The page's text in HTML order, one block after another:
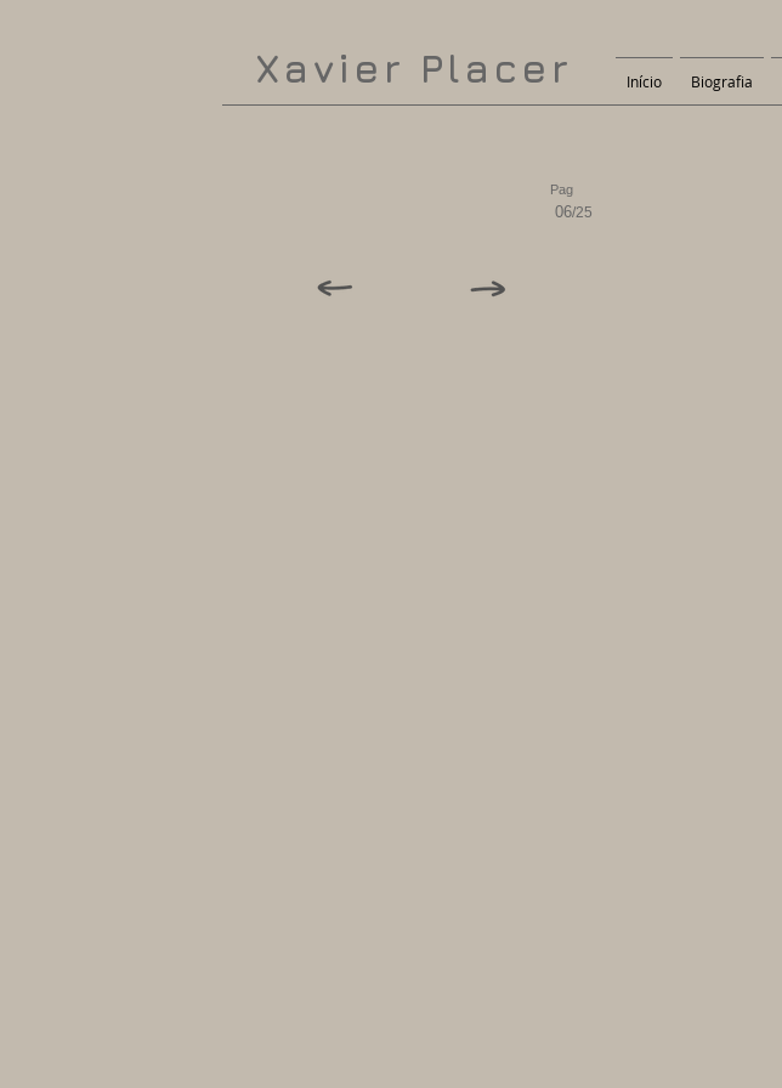
Xavier Placer Início Biografia
Pag
06/25